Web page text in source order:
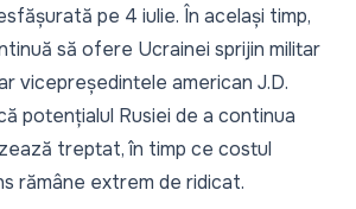
pe 4 iulie. În același timp,
să ofere Ucrainei sprijin militar
vicepreședintele american J.D.
potențialul Rusiei de a continua
treptat, în timp ce costul
rămâne extrem de ridicat.